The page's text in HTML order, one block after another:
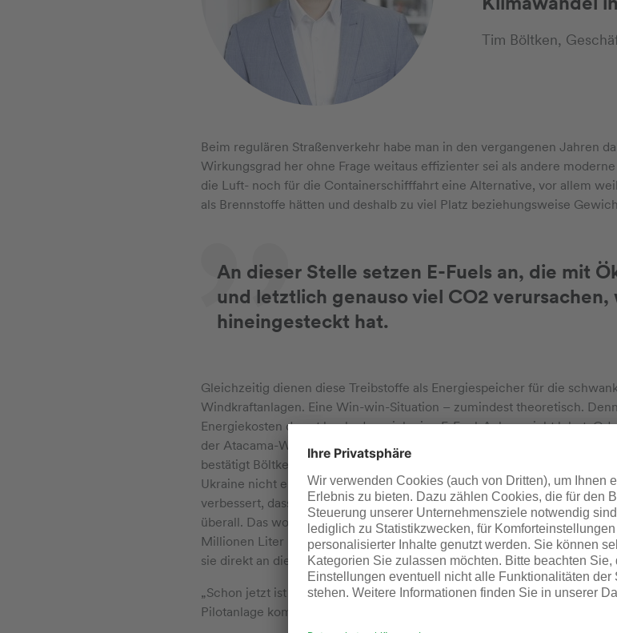
Tim Böltken,
Beim regulären Straßenverkehr habe man in den vergangenen Jahren
Wirkungsgrad her ohne Frage weitaus effizienter sei als andere
die Luft- noch für die Containerschifffahrt eine Alternative, vor allem
als Brennstoffe hätten und deshalb zu viel Platz beziehungsweise
An dieser Stelle setzen E-Fuels an, die mit
und letztlich genauso viel CO2
hineingesteckt hat.
Gleichzeitig dienen diese Treibstoffe als Energiespeicher für die
Windkraftanlagen. Eine Win-win-Situation – zumindest theoretisch.
Energiekosten derart hoch, dass sich eine E-Fuel-Anlage nicht lohnt.
der Atacama-Wüste in Chile, in Patagonien oder in Australien sehr viel
bestätigt Böltken. „Aber zum einen wollen wir uns ja nach den
Ukraine nicht erneut von anderen Staaten abhängig machen, und zum
verbessert, dass wir auch in Deutschland wirtschaftlich sein können.
überall. Das wollen wir auch mit derPilotanlageim Industriepark
Millionen Liter E-Fuels pro Jahr herstellen kann.“ Die Anlage soll zudem
sie direkt an die Fabriken der Kunden angepasst und angebunden
„Schon jetzt ist das Interesse an unserer Technologie immens, und je
Pilotanlage kommen, desto mehr Nachfragen kommen“, freut sich